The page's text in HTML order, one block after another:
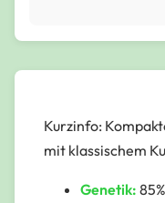
Kurzinfo:
mit klassischem
Genetik: